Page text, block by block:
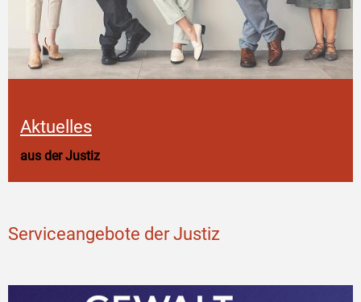
Aktuelles
aus der Justiz
Serviceangebote der Justiz